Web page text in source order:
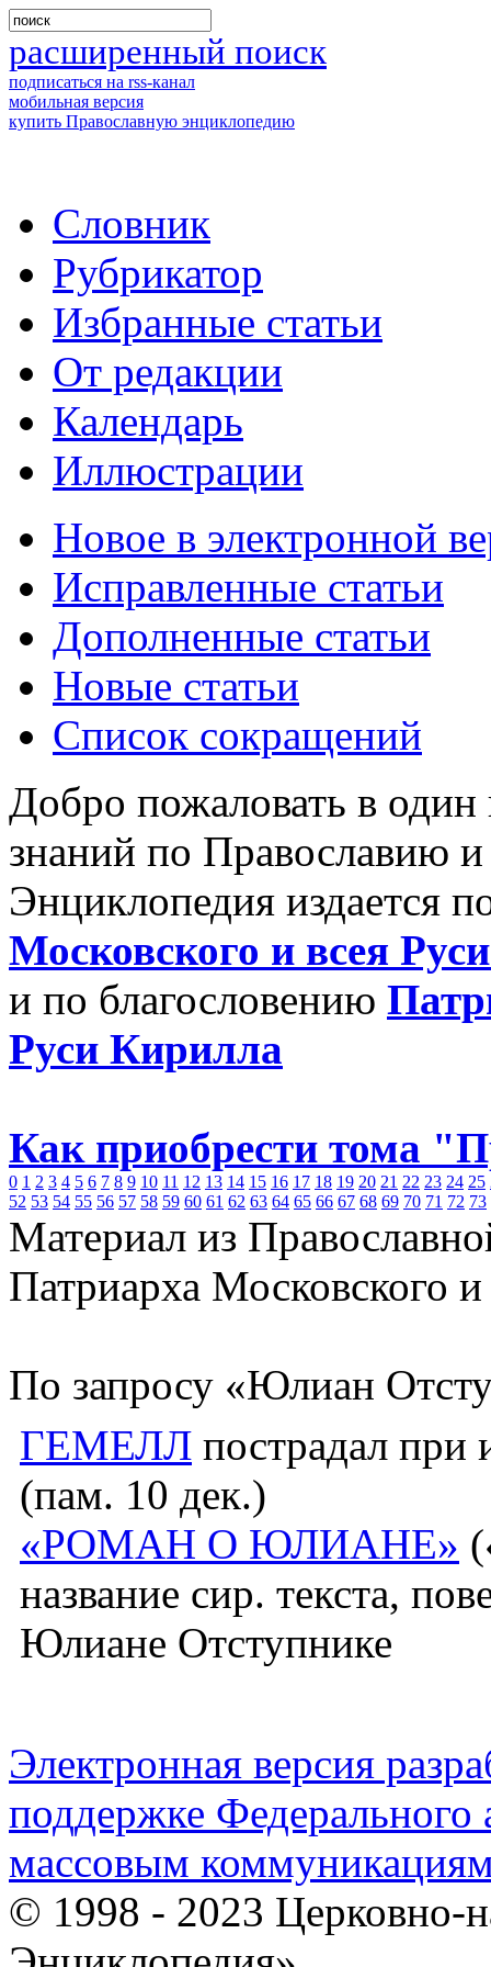
расширенный поиск
подписаться на rss-канал
мобильная версия
купить Православную энциклопедию
Словник
Рубрикатор
Избранные статьи
От редакции
Календарь
Иллюстрации
Новое в электронной
Исправленные статьи
Дополненные статьи
Новые статьи
Список сокращений
Добро пожаловать в
знаний по Православию
Энциклопедия издается
Московского и всея
и по благословению
Руси Кирилла
Как приобрести тома
0 1 2 3 4 5 6 7 8 9 10 11 12 13 14 15 16 17 18 19 20 21 22 23 24 25
52 53 54 55 56 57 58 59 60 61 62 63 64 65 66 67 68 69 70 71 72 73
Материал из
Патриарха Московского
По запросу «Юлиан
ГЕМЕЛЛ пострадал
(пам. 10 дек.)
«РОМАН О ЮЛИАНЕ»
название сир. текста,
Юлиане Отступнике
Электронная версия
поддержке Федерального
массовым
© 1998 - 2023 Церковно-